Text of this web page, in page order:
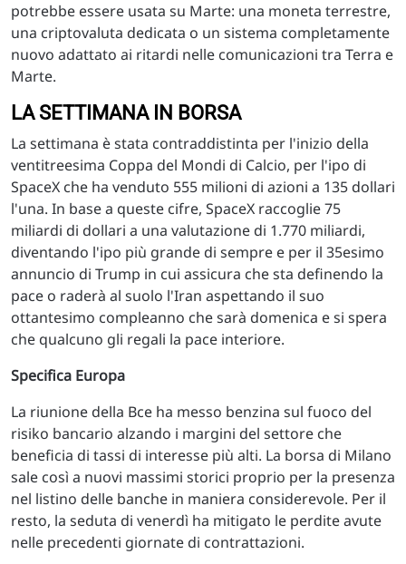
potrebbe essere usata su Marte: una moneta terrestre,
una criptovaluta dedicata o un sistema completamente
nuovo adattato ai ritardi nelle comunicazioni tra Terra e
Marte.
LA SETTIMANA IN BORSA
La settimana è stata contraddistinta per l'inizio della
ventitreesima Coppa del Mondi di Calcio, per l'ipo di
SpaceX che ha venduto 555 milioni di azioni a 135 dollari
l'una. In base a queste cifre, SpaceX raccoglie 75
miliardi di dollari a una valutazione di 1.770 miliardi,
diventando l'ipo più grande di sempre e per il 35esimo
annuncio di Trump in cui assicura che sta definendo la
pace o raderà al suolo l'Iran aspettando il suo
ottantesimo compleanno che sarà domenica e si spera
che qualcuno gli regali la pace interiore.
Specifica Europa
La riunione della Bce ha messo benzina sul fuoco del
risiko bancario alzando i margini del settore che
beneficia di tassi di interesse più alti. La borsa di Milano
sale così a nuovi massimi storici proprio per la presenza
nel listino delle banche in maniera considerevole. Per il
resto, la seduta di venerdì ha mitigato le perdite avute
nelle precedenti giornate di contrattazioni.